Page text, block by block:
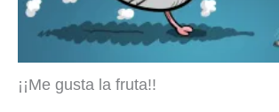
¡¡Me gusta la fruta!!